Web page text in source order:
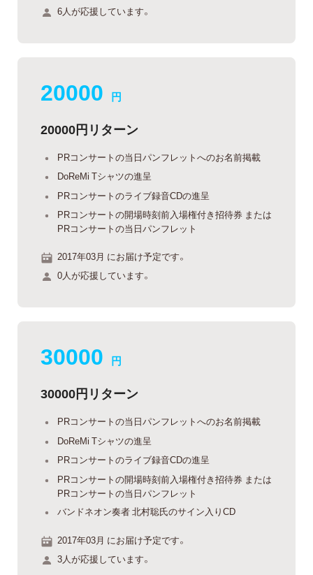
6人が応援しています。
20000 円
20000円リターン
PRコンサートの当日パンフレットへのお名前掲載
DoReMi Tシャツの進呈
PRコンサートのライブ録音CDの進呈
PRコンサートの開場時刻前入場権付き招待券 または
PRコンサートの当日パンフレット
2017年03月 にお届け予定です。
0人が応援しています。
30000 円
30000円リターン
PRコンサートの当日パンフレットへのお名前掲載
DoReMi Tシャツの進呈
PRコンサートのライブ録音CDの進呈
PRコンサートの開場時刻前入場権付き招待券 または
PRコンサートの当日パンフレット
バンドネオン奏者 北村聡氏のサイン入りCD
2017年03月 にお届け予定です。
3人が応援しています。